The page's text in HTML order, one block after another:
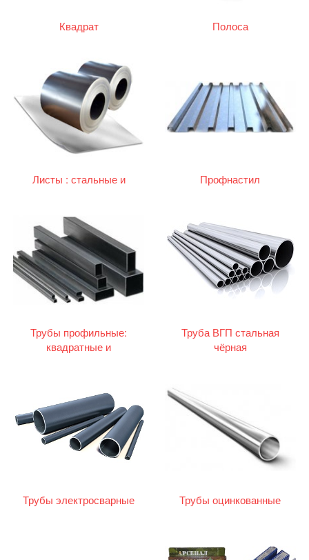
Квадрат Полоса
Листы : стальные и
Профнастил
Трубы профильные:
квадратные и
Труба ВГП стальная
чёрная
Трубы электросварные Трубы оцинкованные